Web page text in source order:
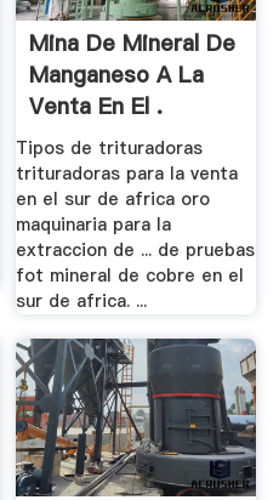
Mina De Mineral De
Manganeso A La
Venta En El .
Tipos de trituradoras
trituradoras para la venta
en el sur de africa oro
maquinaria para la
extraccion de ... de pruebas
fot mineral de cobre en el
sur de africa. ...